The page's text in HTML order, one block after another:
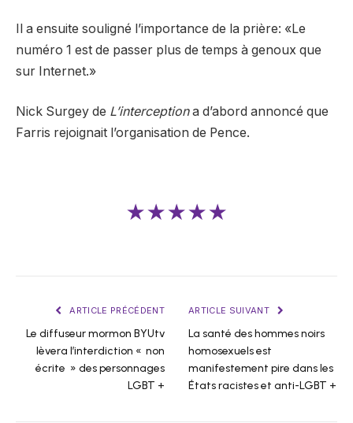
Il a ensuite souligné l’importance de la prière: «Le
numéro 1 est de passer plus de temps à genoux que
sur Internet.»
Nick Surgey de L’interceptiona d’abord annoncé que
Farris rejoignait l’organisation de Pence.
★★★★★
ARTICLE PRÉCÉDENT
Le diffuseur mormon BYUtv
lèvera l’interdiction « non
écrite » des personnages
LGBT +
ARTICLE SUIVANT
La santé des hommes noirs
homosexuels est
manifestement pire dans les
États racistes et anti-LGBT +